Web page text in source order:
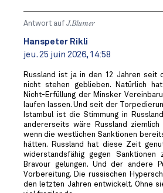
Antwort auf J.Blumer
Hanspeter Rikli
jeu. 25 juin 2026, 14:58
Russland ist ja in den 12 Jahren seit
nicht stehen geblieben. Natürlich
Nicht-Erfüllung der Minsker
laufen lassen. Und seit der
Istambul ist die Stimmung in
andererseits wäre Russland ziemlich
wenn die westlichen Sanktionen
hätten. Russland hat diese Zeit
widerstandsfähig gegen
Bravour gelungen. Und der andere
Vorbereitung. Die russischen
den letzten Jahren entwickelt. Ohne